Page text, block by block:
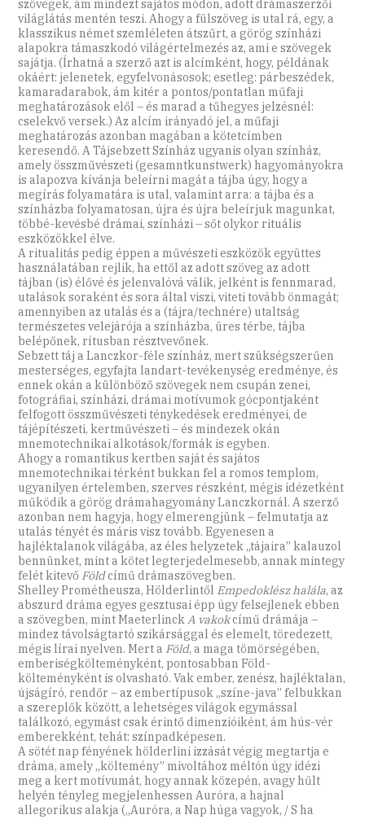
szövegek, ám mindezt sajátos módon, adott drámaszerzői
világlátás mentén teszi. Ahogy a fül­szöveg is utal rá, egy, a
klasszikus német szemléleten átszűrt, a görög színházi
alapokra támaszkodó világértelmezés az, ami e szövegek
sajátja. (Írhatná a szerző azt is alcímként, hogy, példának
okáért: jelenetek, egyfelvonásosok; esetleg: párbeszédek,
kamaradarabok, ám kitér a pontos/pontatlan műfaji
meghatározások elől – és marad a tűhegyes jelzésnél:
cselekvő versek.) Az alcím irányadó jel, a műfaji
meghatározás azonban magában a kötetcímben
keresendő. A Tájsebzett Színház ugyanis olyan színház,
amely összművészeti (gesamntkunstwerk) hagyományokra
is alapozva kívánja beleírni magát a tájba úgy, hogy a
megírás folyamatára is utal, valamint arra: a tájba és a
színházba folyamatosan, újra és újra beleírjuk magunkat,
többé-kevésbé drámai, színházi – sőt olykor rituális
eszközökkel élve.
A ritualitás pedig éppen a művészeti eszközök együttes
használatában rejlik, ha ettől az adott szöveg az adott
tájban (is) élővé és jelenvalóvá válik, jelként is fennmarad,
utalások soraként és sora által viszi, viteti tovább önmagát;
amennyiben az utalás és a (tájra/technére) utaltság
természetes velejárója a színházba, üres térbe, tájba
belépőnek, rítusban résztvevőnek.
Sebzett táj a Lanczkor-féle színház, mert szükségszerűen
mesterséges, egyfajta landart-tevékenység eredménye, és
ennek okán a különböző szövegek nem csupán zenei,
fotográfiai, színházi, drámai motívumok gócpontjaként
felfogott összművészeti ténykedések eredményei, de
tájépítészeti, kertművészeti – és mindezek okán
mnemotechnikai alkotások/formák is egyben.
Ahogy a romantikus kertben saját és sajátos
mnemotechnikai térként bukkan fel a romos templom,
ugyanilyen értelemben, szerves részként, mégis idézetként
működik a görög drámahagyomány Lanczkornál. A szerző
azonban nem hagyja, hogy elmerengjünk – felmutatja az
utalás tényét és máris visz tovább. Egyenesen a
hajléktalanok világába, az éles helyzetek „tájaira” kalauzol
bennünket, mint a kötet legterjedelmesebb, annak mintegy
felét kitevő Földcímű drámaszövegben.
Shelley Prométheusza, Hölderlintől Empedoklész halála, az
abszurd dráma egyes gesztusai épp úgy felsejlenek ebben
a szövegben, mint MaeterlinckA vakokcímű drámája –
mindez távolságtartó szikársággal és elemelt, töredezett,
mégis lírai nyelven. Mert a Föld, a maga tömörségében,
emberiségkölteményként, pontosabban Föld-
költeményként is olvasható. Vak ember, zenész, hajléktalan,
újságíró, rendőr – az embertípusok „színe-java” felbukkan
a szereplők között, a lehetséges világok egymással
találkozó, egymást csak érintő dimenzióiként, ám hús-vér
emberekként, tehát: színpadképesen.
A sötét nap fényének hölderlini izzását végig megtartja e
dráma, amely „költemény” mivoltához méltón úgy idézi
meg a kert motívumát, hogy annak közepén, avagy hűlt
helyén tényleg megjelenhessen Auróra, a hajnal
allegorikus alakja („Auróra, a Nap húga vagyok, / S ha